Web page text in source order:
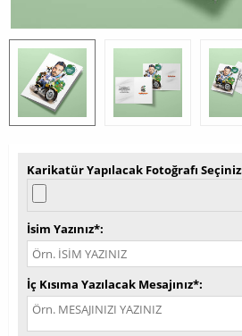
Karikatür Yapılacak Fotoğrafı Seçiniz
İsim Yazınız*
İç Kısıma Yazılacak Mesajınız*